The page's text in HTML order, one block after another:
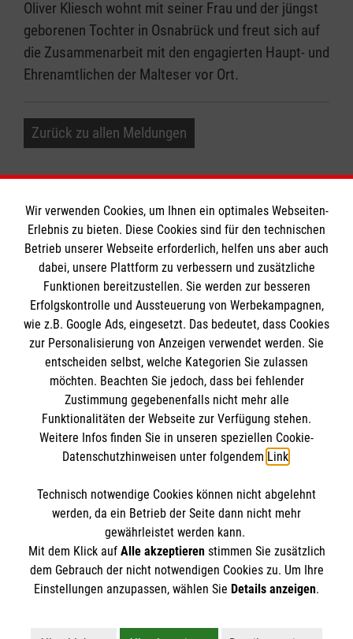
Oliver Kliesch wohnt mit seiner Frau und der jüngst
geborenen Tochter in Osnabrück und freut sich auf
die Zusammenarbeit mit den engagierten Haupt- und
Ehrenamtlichen der Malteser vor Ort.
Zurück zu allen Meldungen
Informationen
Impressum
Datenschutz
Kontakt
Barrierefreiheit
Die Malteser
Malteser in Deutschland
Malteserorden
Sharepoint
Spendenkonto
IBAN: DE39 3706 0120 1201 2150 10
BIC: GENODED1PA7
Stichwort: Melle
So finden Sie uns
Freienhagen 6
49326 Melle
Der Malteser Hilfsdienst e.V. ist als eingetragene
Gewerbesteuer befreit.
Wir verwenden Cookies, um Ihnen ein optimales Webseiten-
Erlebnis zu bieten. Diese Cookies sind für den technischen
Betrieb unserer Webseite erforderlich, helfen uns aber auch
dabei, unsere Plattform zu verbessern und zusätzliche
Funktionen bereitzustellen. Sie werden zur besseren
Erfolgskontrolle und Aussteuerung von Werbekampagnen,
wie z.B. Google Ads, eingesetzt. Das bedeutet, dass Cookies
zur Personalisierung von Anzeigen verwendet werden. Sie
entscheiden selbst, welche Kategorien Sie zulassen
möchten. Beachten Sie jedoch, dass bei fehlender
Zustimmung gegebenenfalls nicht mehr alle
Funktionalitäten der Webseite zur Verfügung stehen.
Weitere Infos finden Sie in unseren speziellen Cookie-
Datenschutzhinweisen unter folgendem Link.
Technisch notwendige Cookies können nicht abgelehnt
werden, da ein Betrieb der Seite dann nicht mehr
gewährleistet werden kann.
Mit dem Klick auf Alle akzeptierenstimmen Sie zusätzlich
dem Gebrauch der nicht notwendigen Cookies zu. Um Ihre
Einstellungen anzupassen, wählen Sie Details anzeigen.